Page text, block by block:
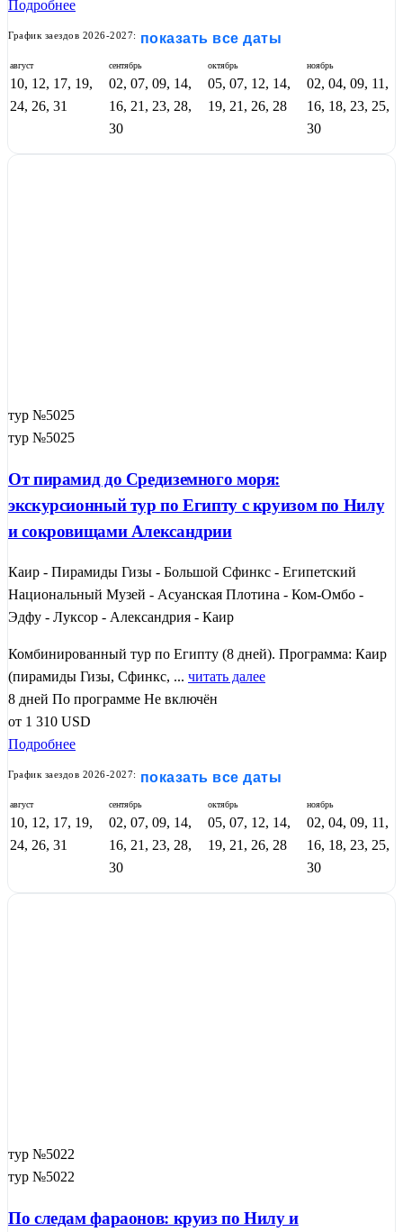
Подробнее
График заездов 2026-2027: показать все даты
август
10, 12, 17, 19,
24, 26, 31
сентябрь
02, 07, 09, 14,
16, 21, 23, 28,
30
октябрь
05, 07, 12, 14,
19, 21, 26, 28
ноябрь
02, 04, 09, 11,
16, 18, 23, 25,
30
тур №5025
тур №5025
От пирамид до Средиземного моря:
экскурсионный тур по Египту с круизом по Нилу
и сокровищами Александрии
Каир - Пирамиды Гизы - Большой Сфинкс - Египетский
Национальный Музей - Асуанская Плотина - Ком-Омбо -
Эдфу - Луксор - Александрия - Каир
Комбинированный тур по Египту (8 дней). Программа: Каир
(пирамиды Гизы, Сфинкс, ... читать далее
8 дней По программе Не включён
от 1 310 USD
Подробнее
График заездов 2026-2027: показать все даты
август
10, 12, 17, 19,
24, 26, 31
сентябрь
02, 07, 09, 14,
16, 21, 23, 28,
30
октябрь
05, 07, 12, 14,
19, 21, 26, 28
ноябрь
02, 04, 09, 11,
16, 18, 23, 25,
30
тур №5022
тур №5022
По следам фараонов: круиз по Нилу и